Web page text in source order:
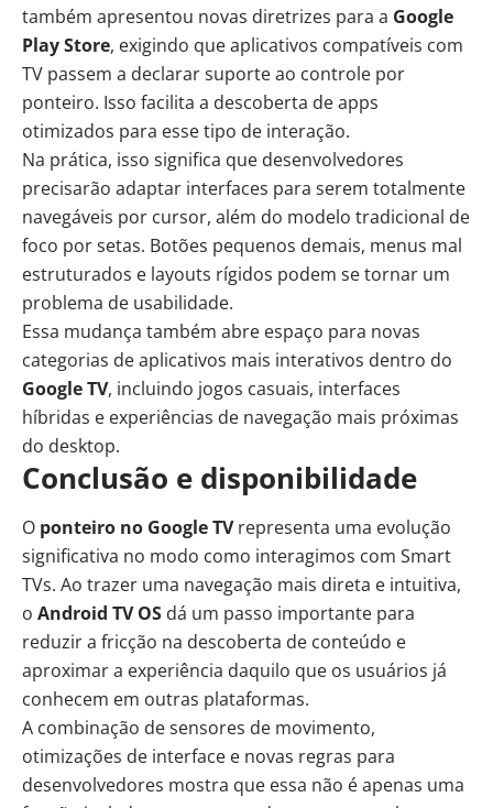
também apresentou novas diretrizes para a Google
Play Store, exigindo que aplicativos compatíveis com
TV passem a declarar suporte ao controle por
ponteiro. Isso facilita a descoberta de apps
otimizados para esse tipo de interação.
Na prática, isso significa que desenvolvedores
precisarão adaptar interfaces para serem totalmente
navegáveis por cursor, além do modelo tradicional de
foco por setas. Botões pequenos demais, menus mal
estruturados e layouts rígidos podem se tornar um
problema de usabilidade.
Essa mudança também abre espaço para novas
categorias de aplicativos mais interativos dentro do
Google TV, incluindo jogos casuais, interfaces
híbridas e experiências de navegação mais próximas
do desktop.
Conclusão e disponibilidade
O ponteiro no Google TVrepresenta uma evolução
significativa no modo como interagimos com Smart
TVs. Ao trazer uma navegação mais direta e intuitiva,
o Android TV OS dá um passo importante para
reduzir a fricção na descoberta de conteúdo e
aproximar a experiência daquilo que os usuários já
conhecem em outras plataformas.
A combinação de sensores de movimento,
otimizações de interface e novas regras para
desenvolvedores mostra que essa não é apenas uma